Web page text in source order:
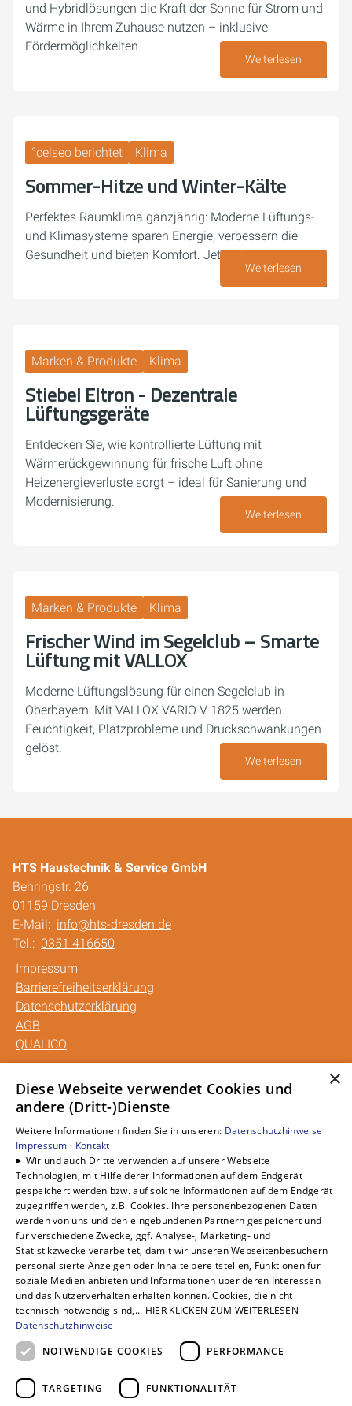
und Hybridlösungen die Kraft der Sonne für Strom und
Wärme in Ihrem Zuhause nutzen – inklusive
Fördermöglichkeiten.
Weiterlesen
°celseo berichtet Klima
Sommer-Hitze und Winter-Kälte
Perfektes Raumklima ganzjährig: Moderne Lüftungs-
und Klimasysteme sparen Energie, verbessern die
Gesundheit und bieten Komfort. Jetzt informieren!
Weiterlesen
Marken & Produkte Klima
Stiebel Eltron - Dezentrale
Lüftungsgeräte
Entdecken Sie, wie kontrollierte Lüftung mit
Wärmerückgewinnung für frische Luft ohne
Heizenergieverluste sorgt – ideal für Sanierung und
Modernisierung.
Weiterlesen
Marken & Produkte Klima
Frischer Wind im Segelclub – Smarte
Lüftung mit VALLOX
Moderne Lüftungslösung für einen Segelclub in
Oberbayern: Mit VALLOX VARIO V 1825 werden
Feuchtigkeit, Platzprobleme und Druckschwankungen
gelöst.
Weiterlesen
HTS Haustechnik & Service GmbH
Behringstr. 26
01159 Dresden
E-Mail: info@hts-dresden.de
Tel.: 0351 416650
Impressum
Barrierefreiheitserklärung
Datenschutzerklärung
AGB
QUALICO
Unsere Bereiche
Privatkunden
Gewerbekunden
Karriere
Unternehmen
Kontakt
×
Diese Webseite verwendet Cookies und
andere (Dritt-)Dienste
Weitere Informationen finden Sie in unseren: Datenschutzhinweise
Impressum · Kontakt
Wir und auch Dritte verwenden auf unserer Webseite
Technologien, mit Hilfe derer Informationen auf dem Endgerät
gespeichert werden bzw. auf solche Informationen auf dem Endgerät
zugegriffen werden, z.B. Cookies. Ihre personenbezogenen Daten
werden von uns und den eingebundenen Partnern gespeichert und
für verschiedene Zwecke, ggf. Analyse-, Marketing- und
Statistikzwecke verarbeitet, damit wir unseren Webseitenbesuchern
personalisierte Anzeigen oder Inhalte bereitstellen, Funktionen für
soziale Medien anbieten und Informationen über deren Interessen
und das Nutzerverhalten erhalten können. Cookies, die nicht
technisch-notwendig sind,... HIER KLICKEN ZUM WEITERLESEN
Datenschutzhinweise
NOTWENDIGE COOKIES
PERFORMANCE
TARGETING FUNKTIONALITÄT